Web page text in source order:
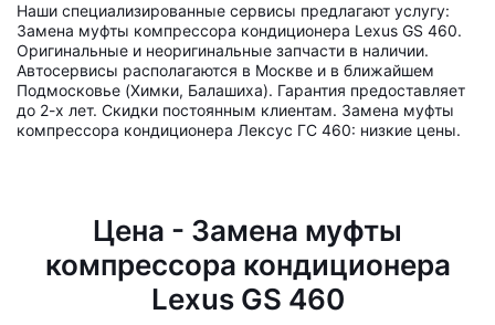
Наши специализированные сервисы предлагают услугу:
Замена муфты компрессора кондиционера Lexus GS 460.
Оригинальные и неоригинальные запчасти в наличии.
Автосервисы располагаются в Москве и в ближайшем
Подмосковье (Химки, Балашиха). Гарантия предоставляет
до 2-х лет. Скидки постоянным клиентам. Замена муфты
компрессора кондиционера Лексус ГС 460: низкие цены.
Цена - Замена муфты
компрессора кондиционера
Lexus GS 460